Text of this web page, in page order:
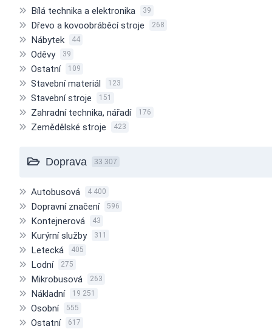
Bílá technika a elektronika 39
Dřevo a kovoobráběcí stroje 268
Nábytek 44
Oděvy 39
Ostatní 109
Stavební materiál 123
Stavební stroje 151
Zahradní technika, nářadí 176
Zemědělské stroje 423
Doprava 33 307
Autobusová 4 400
Dopravní značení 596
Kontejnerová 43
Kurýrní služby 311
Letecká 405
Lodní 275
Mikrobusová 263
Nákladní 19 251
Osobní 555
Ostatní 617